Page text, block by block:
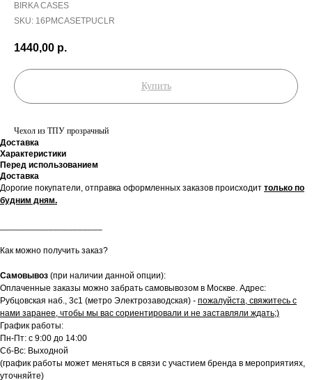
BIRKA CASES
SKU: 16PMCASETPUСLR
1440,00 р.
Купить
Чехол из ТПУ прозрачный
Доставка
Характеристики
Перед использованием
Доставка
Дорогие покупатели, отправка оформленных заказов происходит только по
будним дням.
Как можно получить заказ?
Самовывоз (при наличии данной опции):
Оплаченные заказы можно забрать самовывозом в Москве. Адрес:
Рубцовская наб., 3с1 (метро Электрозаводская) - пожалуйста, свяжитесь с
нами заранее, чтобы мы вас сориентировали и не заставляли ждать;)
График работы:
Пн-Пт: с 9:00 до 14:00
Сб-Вс: Выходной
(график работы может меняться в связи с участием бренда в мероприятиях,
уточняйте)